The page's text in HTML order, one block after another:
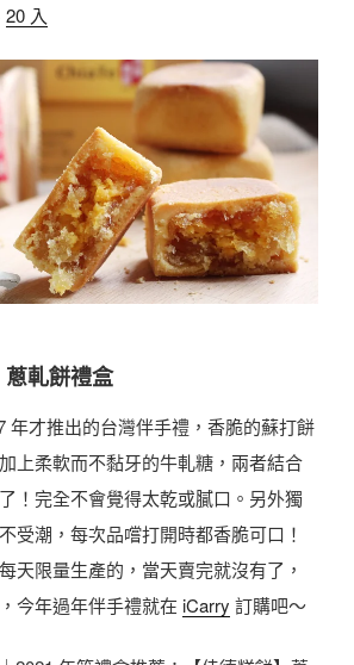
20 入
蔥軋餅禮盒
年才推出的台灣伴手禮，香脆的蘇打餅
上柔軟而不黏牙的牛軋糖，兩者結合
！完全不會覺得太乾或膩口。另外獨
受潮，每次品嚐打開時都香脆可口！
每天限量生產的，當天賣完就沒有了，
今年過年伴手禮就在 iCarry 訂購吧～